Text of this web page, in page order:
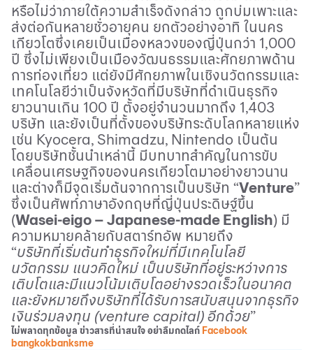
หรือไม่ว่าภายใต้ความสำเร็จดังกล่าว ถูกบ่มเพาะและ
ส่งต่อกันหลายชั่วอายุคน ยกตัวอย่างอาทิ ในนคร
เกียวโตซึ่งเคยเป็นเมืองหลวงของญี่ปุ่นกว่า 1,000
ปี ซึ่งไม่เพียงเป็นเมืองวัฒนธรรมและศักยภาพด้าน
การท่องเที่ยว แต่ยังมีศักยภาพในเชิงนวัตกรรมและ
เทคโนโลยีว่าเป็นจังหวัดที่มีบริษัทที่ดำเนินธุรกิจ
ยาวนานเกิน 100 ปี ตั้งอยู่จำนวนมากถึง 1,403
บริษัท และยังเป็นที่ตั้งของบริษัทระดับโลกหลายแห่ง
เช่น Kyocera, Shimadzu, Nintendo เป็นต้น
โดยบริษัทชั้นนำเหล่านี้ มีบทบาทสำคัญในการขับ
เคลื่อนเศรษฐกิจของนครเกียวโตมาอย่างยาวนาน
และต่างก็มีจุดเริ่มต้นจากการเป็นบริษัท “Venture”
ซึ่งเป็นศัพท์ภาษาอังกฤษที่ญี่ปุ่นประดิษฐ์ขึ้น
(Wasei-eigo – Japanese-made English) มี
ความหมายคล้ายกับสตาร์ทอัพ หมายถึง
“บริษัทที่เริ่มต้นทำธุรกิจใหม่ที่มีเทคโนโลยี
นวัตกรรม แนวคิดใหม่ เป็นบริษัทที่อยู่ระหว่างการ
เติบโตและมีแนวโน้มเติบโตอย่างรวดเร็วในอนาคต
และยังหมายถึงบริษัทที่ได้รับการสนับสนุนจากธุรกิจ
เงินร่วมลงทุน (venture capital) อีกด้วย”
ไม่พลาดทุกข้อมูล ข่าวสารที่น่าสนใจ อย่าลืมกดไลก์ Facebook
bangkokbanksme